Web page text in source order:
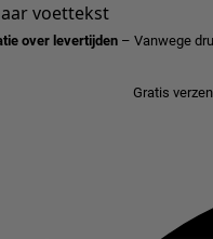
voettekst
over levertijden – Vanwege
Gratis